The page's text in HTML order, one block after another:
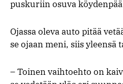
puskuriin osuva
Ojassa oleva auto pitää
se ojaan meni, siis yleensä
– Toinen vaihtoehto on